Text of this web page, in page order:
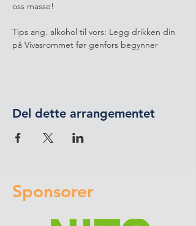
oss masse!
Tips ang. alkohol til vors: Legg drikken din
på Vivasrommet før genfors begynner
Del dette arrangementet
Sponsorer